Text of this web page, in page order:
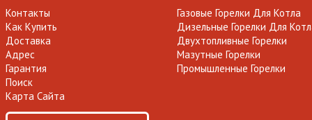
Контакты
Как Купить
Доставка
Адрес
Гарантия
Поиск
Карта Сайта
Газовые Горелки Для Котла
Дизельные Горелки Для
Двухтопливные Горелки
Мазутные Горелки
Промышленные Горелки